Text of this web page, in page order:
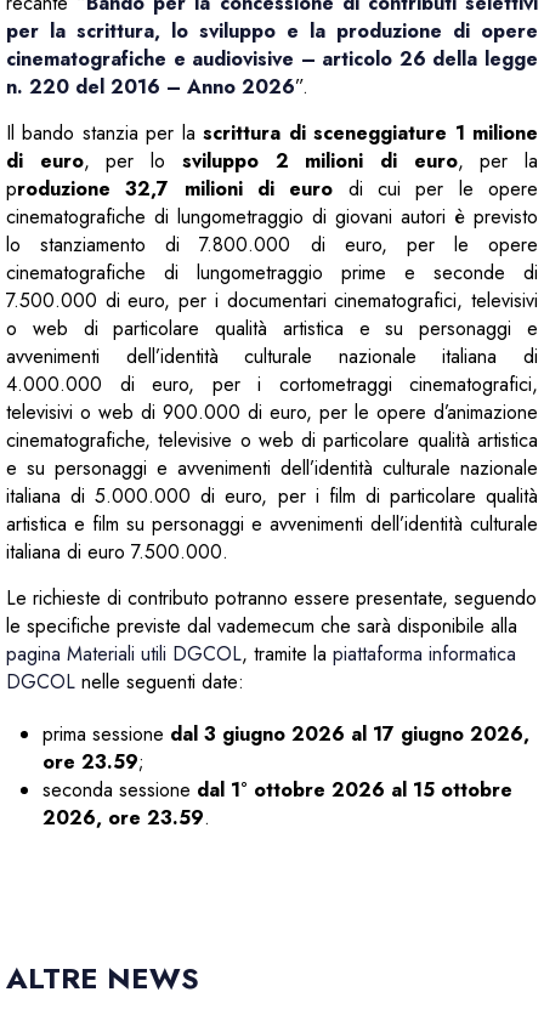
per la scrittura, lo sviluppo e la produzione di opere
cinematografiche e audiovisive – articolo 26 della legge
n. 220 del 2016 – Anno 2026”.
Il bando stanzia per lascrittura di sceneggiature 1 milione
di euro, per lo sviluppo 2 milioni di euro, per la
produzione 32,7 milioni di euro di cui per le opere
cinematografiche di lungometraggio di giovani autori è previsto
lo stanziamento di 7.800.000 di euro, per le opere
cinematografiche di lungometraggio prime e seconde di
7.500.000 di euro, per i documentari cinematografici, televisivi
o web di particolare qualità artistica e su personaggi e
avvenimenti dell’identità culturale nazionale italiana di
4.000.000 di euro, per i cortometraggi cinematografici,
televisivi o web di 900.000 di euro, per le opere d’animazione
cinematografiche, televisive o web di particolare qualità artistica
e su personaggi e avvenimenti dell’identità culturale nazionale
italiana di 5.000.000 di euro, per i film di particolare qualità
artistica e film su personaggi e avvenimenti dell’identità culturale
italiana di euro 7.500.000.
Le richieste di contributo potranno essere presentate, seguendo
le specifiche previste dal vademecum che sarà disponibile alla
pagina Materiali utili DGCOL, tramite la piattaforma informatica
DGCOL nelle seguenti date:
prima sessione dal 3 giugno 2026 al 17 giugno 2026,
ore 23.59;
seconda sessione dal 1° ottobre 2026 al 15 ottobre
2026, ore 23.59.
ALTRE NEWS